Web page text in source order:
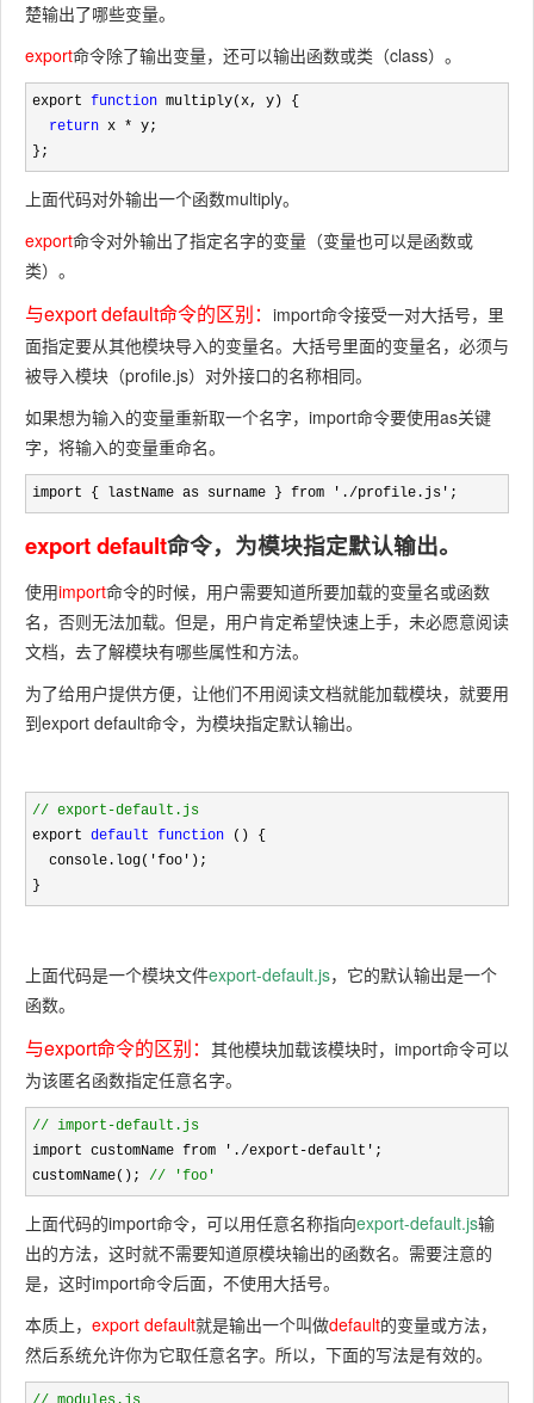
楚输出了哪些变量。
export命令除了输出变量，还可以输出函数或类（class）。
export function multiply(x, y) {
return x * y;
};
上面代码对外输出一个函数multiply。
export命令对外输出了指定名字的变量（变量也可以是函数或
类）。
与export default命令的区别： import命令接受一对大括号，里
面指定要从其他模块导入的变量名。大括号里面的变量名，必须与
被导入模块（profile.js）对外接口的名称相同。
如果想为输入的变量重新取一个名字， import命令要使用as关键
字，将输入的变量重命名。
import { lastName as surname } from './profile.js';
export default命令，为模块指定默认输出。
使用import命令的时候，用户需要知道所要加载的变量名或函数
名，否则无法加载。但是，用户肯定希望快速上手，未必愿意阅读
文档，去了解模块有哪些属性和方法。
为了给用户提供方便，让他们不用阅读文档就能加载模块，就要用
到export default命令，为模块指定默认输出。
// export-default.js
export default function () {
  console.log(
'foo' );
}
上面代码是一个模块文件export-default.js，它的默认输出是一个
函数。
与export命令的区别： 其他模块加载该模块时， import命令可以
为该匿名函数指定任意名字。
// import-default.js
import customName from './export-default' ;
customName(); // 'foo'
上面代码的import命令，可以用任意名称指向export-default.js输
出的方法，这时就不需要知道原模块输出的函数名。需要注意的
是，这时import命令后面，不使用大括号。
本质上， export default就是输出一个叫做default的变量或方法，
然后系统允许你为它取任意名字。所以，下面的写法是有效的。